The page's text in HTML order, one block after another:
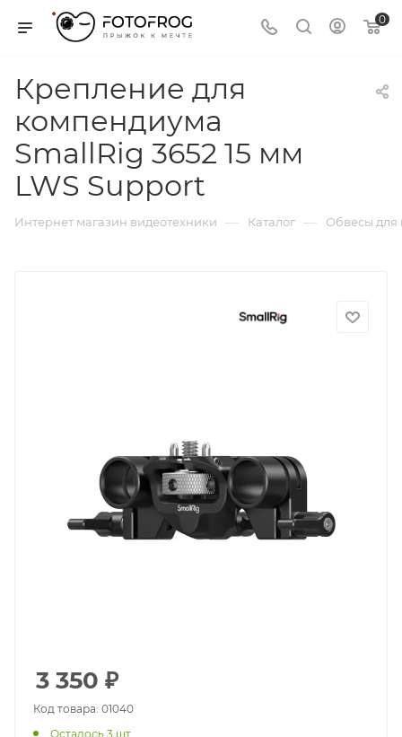
0
Крепление для
компендиума
SmallRig 3652 15 мм
LWS Support
Интернет магазин видеотехники — Каталог — Обвесы для
3 350 ₽
Код товара: 01040
Осталось 3 шт